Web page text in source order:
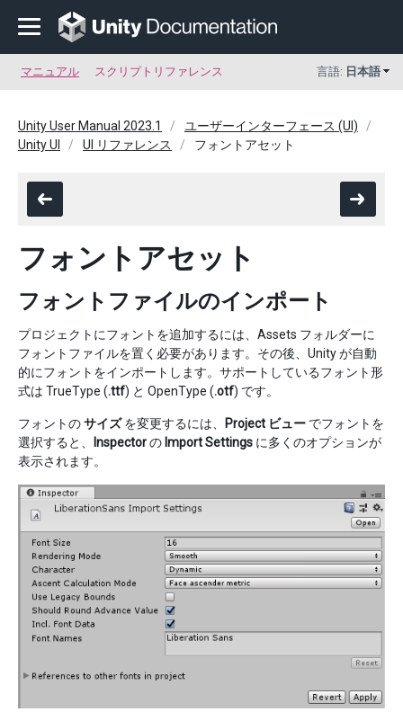
マニュアル スクリプトリファレンス 言語: 日本語
Unity User Manual 2023.1
ユーザーインターフェース (UI)
Unity UI
UI リファレンス フォントアセット
フォントアセット
フォントファイルのインポート
プロジェクトにフォントを追加するには、Assets フォルダーに
フォントファイルを置く必要があります。その後、Unity が自動
的にフォントをインポートします。サポートしているフォント形
式は TrueType (.ttf) と OpenType (.otf) です。
フォントのサイズを変更するには、 Project ビュー でフォントを
選択すると、
Inspectorの Import Settings に多くのオプションが
表示されます。